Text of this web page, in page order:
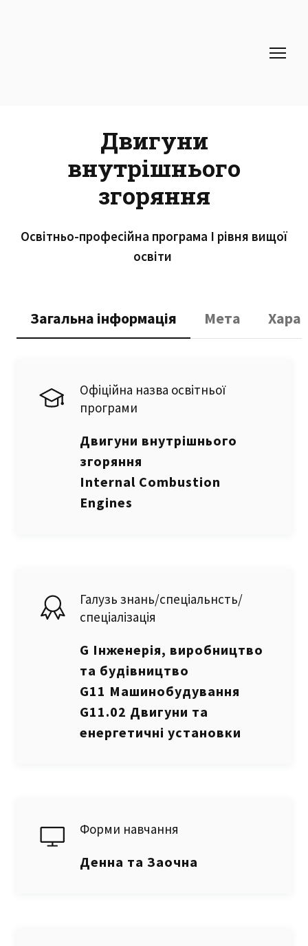
Двигуни
внутрішнього
згоряння
Освітньо-професійна програма І рівня вищої
освіти
Загальна інформація Мета
Офіційна назва освітньої
програми
Двигуни внутрішнього
згоряння
Internal Combustion
Engines
Галузь знань/спеціальнсть/
спеціалізація
G Інженерія, виробництво
та будівництво
G11 Машинобудування
G11.02 Двигуни та
енергетичні установки
Форми навчання
Денна та Заочна